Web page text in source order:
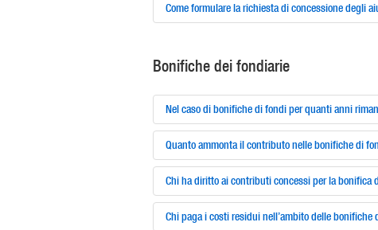
Come formulare la richiesta di concessione degli
Bonifiche dei fondiarie
Nel caso di bonifiche di fondi per quanti anni
Quanto ammonta il contributo nelle bonifiche di
Chi ha diritto ai contributi concessi per la bonifica
Chi paga i costi residui nell’ambito delle bonifiche